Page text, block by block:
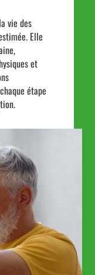
vie des
Elle
et
étape